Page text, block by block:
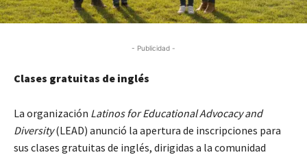
- Publicidad -
Clases gratuitas de inglés
La organización Latinos for Educational Advocacy and
Diversity(LEAD) anunció la apertura de inscripciones para
sus clases gratuitas de inglés, dirigidas a la comunidad